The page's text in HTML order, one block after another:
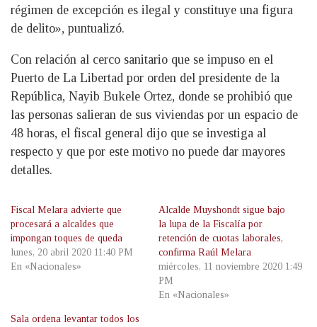
régimen de excepción es ilegal y constituye una figura
de delito», puntualizó.
Con relación al cerco sanitario que se impuso en el
Puerto de La Libertad por orden del presidente de la
República, Nayib Bukele Ortez, donde se prohibió que
las personas salieran de sus viviendas por un espacio de
48 horas, el fiscal general dijo que se investiga al
respecto y que por este motivo no puede dar mayores
detalles.
Fiscal Melara advierte que
procesará a alcaldes que
impongan toques de queda
lunes, 20 abril 2020 11:40 PM
En «Nacionales»
Alcalde Muyshondt sigue bajo
la lupa de la Fiscalía por
retención de cuotas laborales,
confirma Raúl Melara
miércoles, 11 noviembre 2020 1:49
PM
En «Nacionales»
Sala ordena levantar todos los